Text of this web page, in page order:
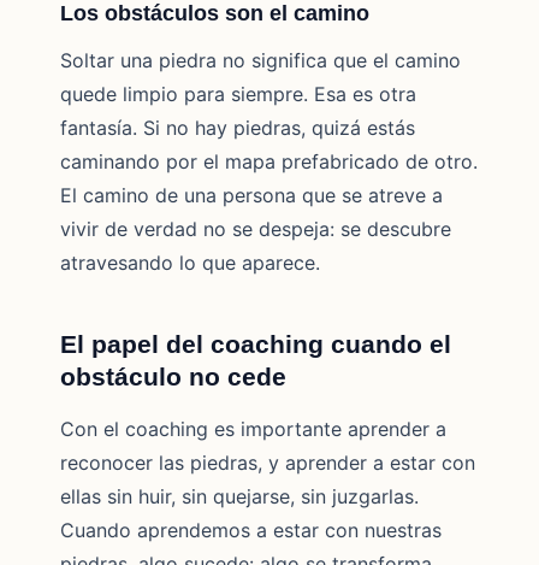
Los obstáculos son el camino
Soltar una piedra no significa que el camino
quede limpio para siempre. Esa es otra
fantasía. Si no hay piedras, quizá estás
caminando por el mapa prefabricado de otro.
El camino de una persona que se atreve a
vivir de verdad no se despeja: se descubre
atravesando lo que aparece.
El papel del coaching cuando el
obstáculo no cede
Con el coaching es importante aprender a
reconocer las piedras, y aprender a estar con
ellas sin huir, sin quejarse, sin juzgarlas.
Cuando aprendemos a estar con nuestras